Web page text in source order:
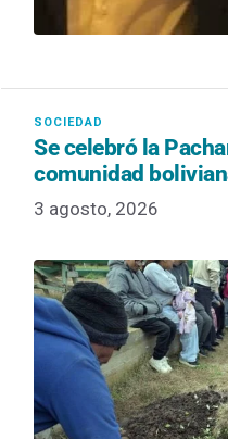
Se celebró la
comunidad
3 agosto, 2026